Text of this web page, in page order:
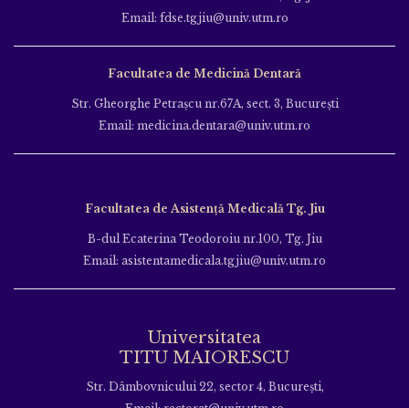
Email: fdse.tgjiu@univ.utm.ro
Facultatea de Medicină Dentară
Str. Gheorghe Petraşcu nr.67A, sect. 3, Bucureşti
Email: medicina.dentara@univ.utm.ro
Facultatea de Asistență Medicală Tg. Jiu
B-dul Ecaterina Teodoroiu nr.100, Tg. Jiu
Email: asistentamedicala.tgjiu@univ.utm.ro
Universitatea
TITU MAIORESCU
Str. Dâmbovnicului 22, sector 4, București,